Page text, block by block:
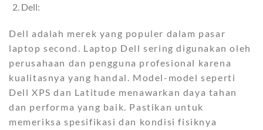
Dell:
Dell adalah merek yang populer dalam pasar
laptop second. Laptop Dell sering digunakan oleh
perusahaan dan pengguna profesional karena
kualitasnya yang handal. Model-model seperti
Dell XPS dan Latitude menawarkan daya tahan
dan performa yang baik. Pastikan untuk
memeriksa spesifikasi dan kondisi fisiknya